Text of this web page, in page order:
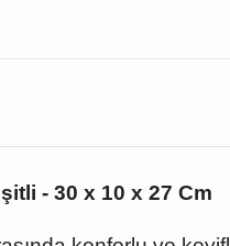
- 30 x 10 x 27 Cm